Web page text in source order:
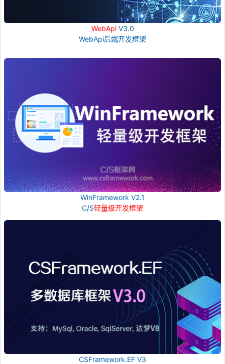
WebApiV3.0
WebApi后端开发框架
WinFramework V2.1
C/S轻量级开发框架
CSFramework.EF V3